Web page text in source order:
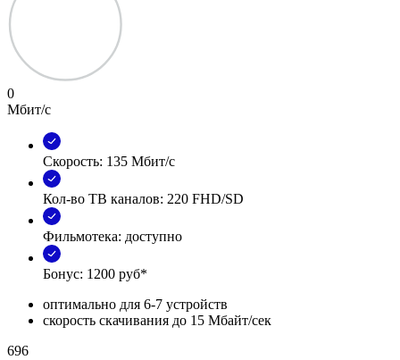
0
Мбит/с
Скорость: 135 Мбит/с
Кол-во ТВ каналов: 220 FHD/SD
Фильмотека: доступно
Бонус: 1200 руб*
оптимально для 6-7 устройств
скорость скачивания до 15 Мбайт/сек
696